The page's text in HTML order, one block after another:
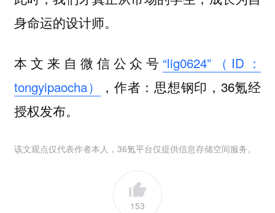
身命运的设计师。
本文来自微信公众号 “lig0624”（ID：
tongyipaocha）
，作者：思想钢印，36氪经
授权发布。
该文观点仅代表作者本人，36氪平台仅提供信息存储空间服务。
153